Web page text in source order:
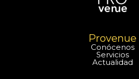
Provenue
Conócenos
Servicios
Actualidad